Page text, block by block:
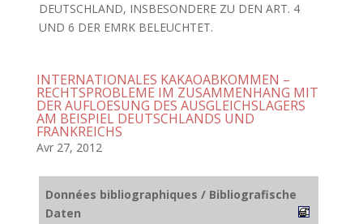
DEUTSCHLAND, INSBESONDERE ZU DEN ART. 4
UND 6 DER EMRK BELEUCHTET.
INTERNATIONALES KAKAOABKOMMEN –
RECHTSPROBLEME IM ZUSAMMENHANG MIT
DER AUFLOESUNG DES AUSGLEICHSLAGERS
AM BEISPIEL DEUTSCHLANDS UND
FRANKREICHS
Avr 27, 2012
Données bibliographiques / Bibliografische
Daten